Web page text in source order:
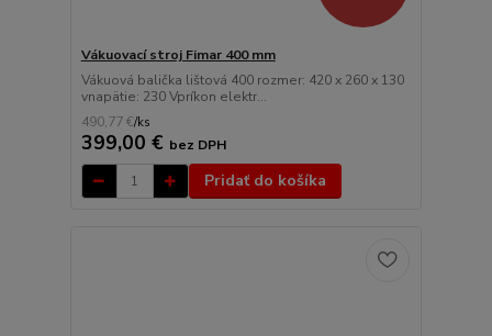
Vákuovací stroj Fimar 400 mm
Vákuová balička lištová 400 rozmer: 420 x 260 x 130
vnapätie: 230 Vpríkon elektr...
490,77 €/ks
399,00 € bez DPH
Pridať do košíka